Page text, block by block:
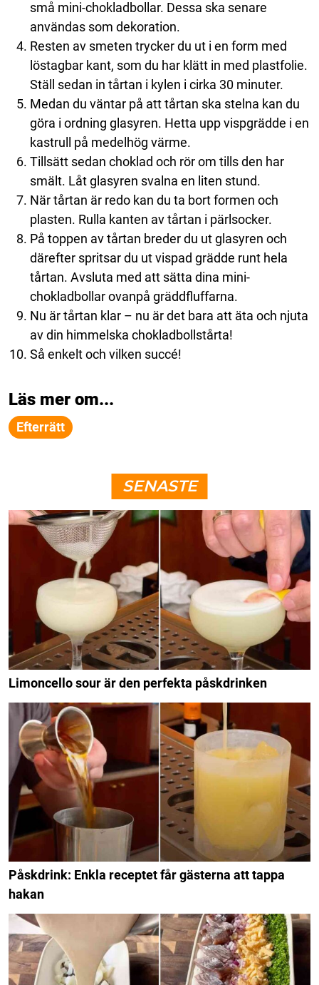
små mini-chokladbollar. Dessa ska senare
användas som dekoration.
Resten av smeten trycker du ut i en form med
löstagbar kant, som du har klätt in med plastfolie.
Ställ sedan in tårtan i kylen i cirka 30 minuter.
Medan du väntar på att tårtan ska stelna kan du
göra i ordning glasyren. Hetta upp vispgrädde i en
kastrull på medelhög värme.
Tillsätt sedan choklad och rör om tills den har
smält. Låt glasyren svalna en liten stund.
När tårtan är redo kan du ta bort formen och
plasten. Rulla kanten av tårtan i pärlsocker.
På toppen av tårtan breder du ut glasyren och
därefter spritsar du ut vispad grädde runt hela
tårtan. Avsluta med att sätta dina mini-
chokladbollar ovanpå gräddfluffarna.
Nu är tårtan klar – nu är det bara att äta och njuta
av din himmelska chokladbollstårta!
Så enkelt och vilken succé!
Läs mer om...
Efterrätt
SENASTE
Limoncello sour är den perfekta påskdrinken
Påskdrink: Enkla receptet får gästerna att tappa
hakan